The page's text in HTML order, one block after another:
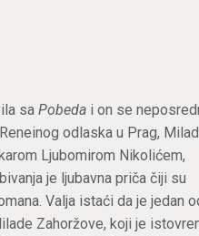
sa Pobedai on se
odlaska u Prag,
Ljubomirom Nikolićem,
je ljubavna priča čiji su
Valja istaći da je jedan
Zahoržove, koji je